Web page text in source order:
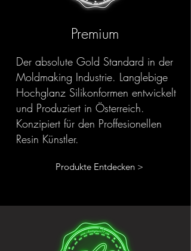
Premium
Der absolute Gold Standard in der
Moldmaking Industrie. Langlebige
Hochglanz Silikonformen entwickelt
und Produziert in Österreich.
Konzipiert für den Proffesionellen
Resin Künstler.
Produkte Entdecken >